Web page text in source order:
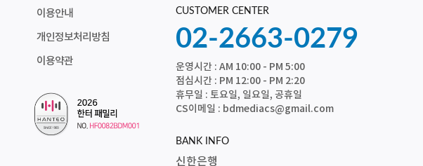
이용안내
개인정보처리방침
이용약관
CUSTOMER CENTER
02-2663-0279
운영시간 : AM 10:00 - PM 5:00
점심시간 : PM 12:00 - PM 2:20
휴무일 : 토요일, 일요일, 공휴일
CS이메일 : bdmediacs@gmail.com
BANK INFO
신한은행